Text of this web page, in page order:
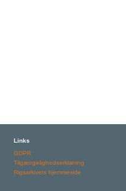
Links
GDPR
Tilgængelighedserklæring
Rigsarkivets hjemmeside